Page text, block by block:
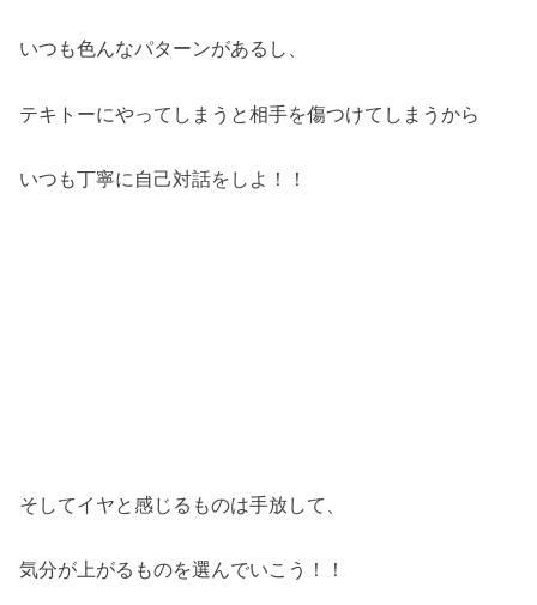
いつも色んなパターンがあるし、
テキトーにやってしまうと相手を傷つけてしまうから
いつも丁寧に自己対話をしよ！！
そしてイヤと感じるものは手放して、
気分が上がるものを選んでいこう！！